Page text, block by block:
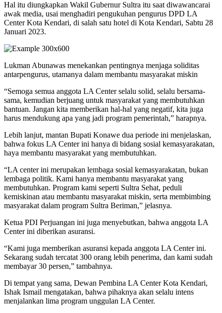
Hal itu diungkapkan Wakil Gubernur Sultra itu saat diwawancarai
awak media, usai menghadiri pengukuhan pengurus DPD LA
Center Kota Kendari, di salah satu hotel di Kota Kendari, Sabtu 28
Januari 2023.
Lukman Abunawas menekankan pentingnya menjaga soliditas
antarpengurus, utamanya dalam membantu masyarakat miskin
“Semoga semua anggota LA Center selalu solid, selalu bersama-
sama, kemudian berjuang untuk masyarakat yang membutuhkan
bantuan. Jangan kita memberikan hal-hal yang negatif, kita juga
harus mendukung apa yang jadi program pemerintah,” harapnya.
Lebih lanjut, mantan Bupati Konawe dua periode ini menjelaskan,
bahwa fokus LA Center ini hanya di bidang sosial kemasyarakatan,
haya membantu masyarakat yang membutuhkan.
“LA center ini merupakan lembaga sosial kemasyarakatan, bukan
lembaga politik. Kami hanya membantu masyarakat yang
membutuhkan. Program kami seperti Sultra Sehat, peduli
kemiskinan atau membantu masyarakat miskin, serta membimbing
masyarakat dalam program Sultra Beriman,” jelasnya.
Ketua PDI Perjuangan ini juga menyebutkan, bahwa anggota LA
Center ini diberikan asuransi.
“Kami juga memberikan asuransi kepada anggota LA Center ini.
Sekarang sudah tercatat 300 orang lebih penerima, dan kami sudah
membayar 30 persen,” tambahnya.
Di tempat yang sama, Dewan Pembina LA Center Kota Kendari,
Ishak Ismail mengatakan, bahwa pihaknya akan selalu intens
menjalankan lima program unggulan LA Center.